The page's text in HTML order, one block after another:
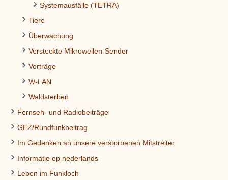
Systemausfälle (TETRA)
Tiere
Überwachung
Versteckte Mikrowellen-Sender
Vorträge
W-LAN
Waldsterben
Fernseh- und Radiobeiträge
GEZ/Rundfunkbeitrag
Im Gedenken an unsere verstorbenen Mitstreiter
Informatie op nederlands
Leben im Funkloch